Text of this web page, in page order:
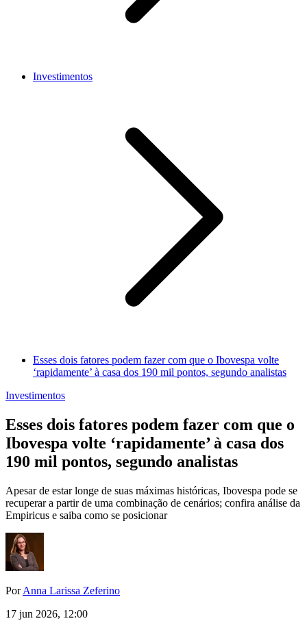
Investimentos
Esses dois fatores podem fazer com que o Ibovespa volte
‘rapidamente’ à casa dos 190 mil pontos, segundo analistas
Investimentos
Esses dois fatores podem fazer com que o
Ibovespa volte ‘rapidamente’ à casa dos
190 mil pontos, segundo analistas
Apesar de estar longe de suas máximas históricas, Ibovespa pode se
recuperar a partir de uma combinação de cenários; confira análise da
Empiricus e saiba como se posicionar
PorAnna Larissa Zeferino
17 jun 2026, 12:00